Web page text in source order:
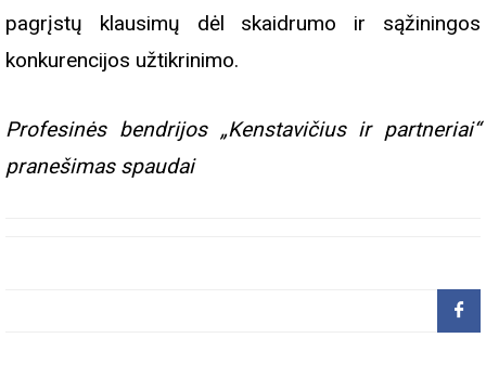
pagrįstų klausimų dėl skaidrumo ir sąžiningos
konkurencijos užtikrinimo.
Profesinės bendrijos „Kenstavičius ir partneriai“
pranešimas spaudai